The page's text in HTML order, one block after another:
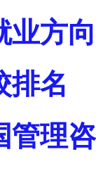
业方
排名
管理